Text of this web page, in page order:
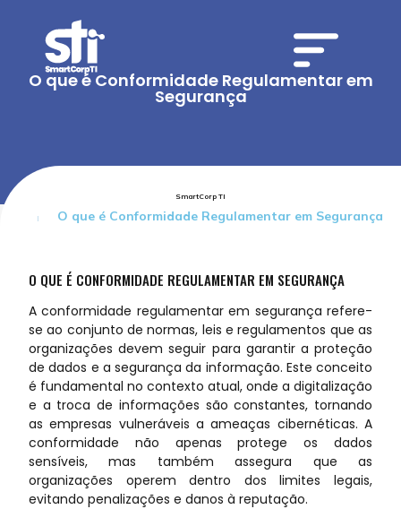
O que é Conformidade Regulamentar em
Segurança
SmartCorp TI
O que é Conformidade Regulamentar em Segurança
O QUE É CONFORMIDADE REGULAMENTAR EM SEGURANÇA
A conformidade regulamentar em segurança refere-
se ao conjunto de normas, leis e regulamentos que as
organizações devem seguir para garantir a proteção
de dados e a segurança da informação. Este conceito
é fundamental no contexto atual, onde a digitalização
e a troca de informações são constantes, tornando
as empresas vulneráveis a ameaças cibernéticas. A
conformidade não apenas protege os dados
sensíveis, mas também assegura que as
organizações operem dentro dos limites legais,
evitando penalizações e danos à reputação.